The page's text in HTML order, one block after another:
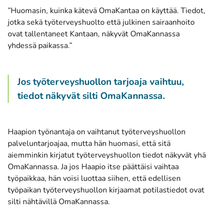
”Huomasin, kuinka kätevä OmaKantaa on käyttää. Tiedot,
jotka sekä työterveyshuolto että julkinen sairaanhoito
ovat tallentaneet Kantaan, näkyvät OmaKannassa
yhdessä paikassa.”
Jos työterveyshuollon tarjoaja vaihtuu,
tiedot näkyvät silti OmaKannassa.
Haapion työnantaja on vaihtanut työterveyshuollon
palveluntarjoajaa, mutta hän huomasi, että sitä
aiemminkin kirjatut työterveyshuollon tiedot näkyvät yhä
OmaKannassa. Ja jos Haapio itse päättäisi vaihtaa
työpaikkaa, hän voisi luottaa siihen, että edellisen
työpaikan työterveyshuollon kirjaamat potilastiedot ovat
silti nähtävillä OmaKannassa.